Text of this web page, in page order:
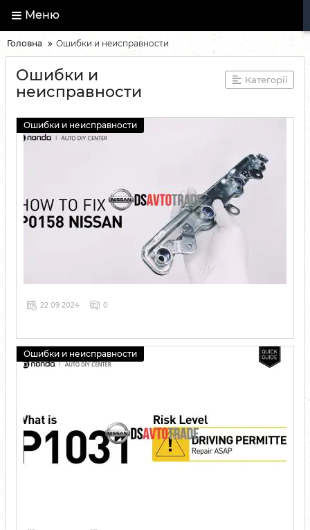
Меню
Головна Ошибки и неисправности
Ошибки и
неисправности
Категорії
Ошибки и неисправности
22 09 2024 0
Ошибки и неисправности